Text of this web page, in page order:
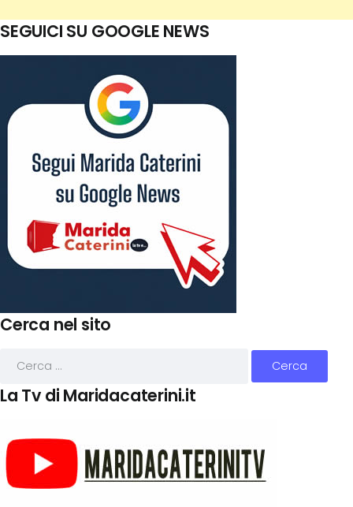
SEGUICI SU GOOGLE NEWS
Cerca nel sito
La Tv di Maridacaterini.it